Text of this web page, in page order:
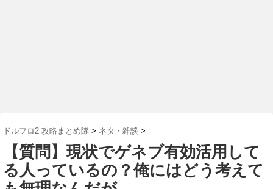
ドルフロ2 攻略まとめ隊 > ネタ・雑談 >
【質問】現状でゲネブ有効活用して
る人っているの？俺にはどう考えて